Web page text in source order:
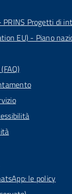
PRINS Progetti di
EU) - Piano
le policy